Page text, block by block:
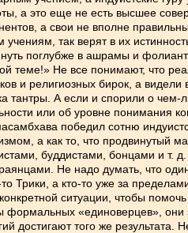
а это еще не есть высшее
а свои не вполне
учениям, так верят в их
поглубже в ашрамы и
теме!» Не все понимают, что
и религиозных бирок, а видели
тантры. А если и спорили о
или об уровне понимания
победил сотню
а как то, что продвинутый
буддистами, бонцами и т.
Не надо думать, что
Трики, а кто-то уже за
ситуации, чтобы
формальных «единоверцев», они
достигают того же